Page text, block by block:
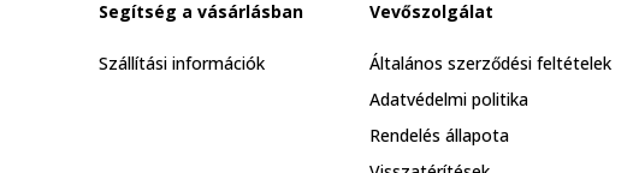
Segítség a vásárlásban
Szállítási információk
Vevőszolgálat
Általános szerződési feltételek
Adatvédelmi politika
Rendelés állapota